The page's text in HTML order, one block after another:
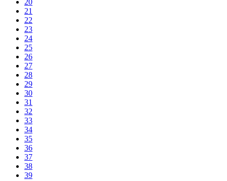
20
21
22
23
24
25
26
27
28
29
30
31
32
33
34
35
36
37
38
39